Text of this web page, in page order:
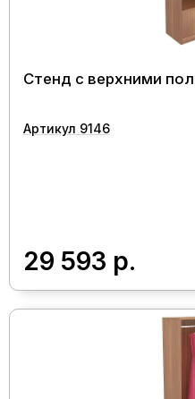
Стенд с верхними
Артикул 9146
29 593 р.